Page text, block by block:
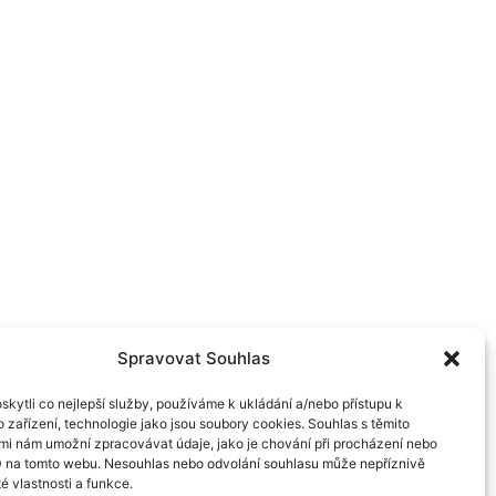
Spravovat Souhlas
co nejlepší služby, používáme k ukládání a/nebo přístupu k
zařízení, technologie jako jsou soubory cookies. Souhlas s těmito
nám umožní zpracovávat údaje, jako je chování při procházení nebo
na tomto webu. Nesouhlas nebo odvolání souhlasu může nepříznivě
vlastnosti a funkce.